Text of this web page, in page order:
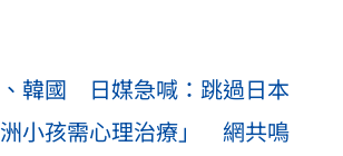
韓國 日媒急喊：跳過日本
小孩需心理治療」 網共鳴